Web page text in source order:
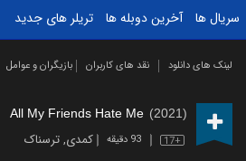
سریال ها
آخرین دوبله ها تریلر های جدید
لینک های دانلود نقد های کاربران بازیگران و عوامل
All My Friends Hate Me (2021)
17+ 93 دقیقه کمدی,ترسناک